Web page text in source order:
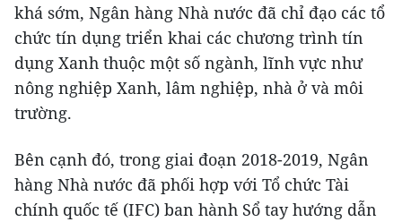
khá sớm, Ngân hàng Nhà nước đã chỉ đạo các tổ
chức tín dụng triển khai các chương trình tín
dụng Xanh thuộc một số ngành, lĩnh vực như
nông nghiệp Xanh, lâm nghiệp, nhà ở và môi
trường.
Bên cạnh đó, trong giai đoạn 2018-2019, Ngân
hàng Nhà nước đã phối hợp với Tổ chức Tài
chính quốc tế (IFC) ban hành Sổ tay hướng dẫn